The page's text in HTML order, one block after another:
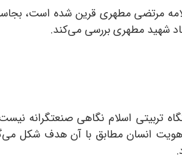
مرتضی مطهری قرین شده است،
شهید مطهری بررسی می‌کند.
تربیتی اسلام نگاهی صنعتگرانه
انسان مطابق با آن هدف شکل